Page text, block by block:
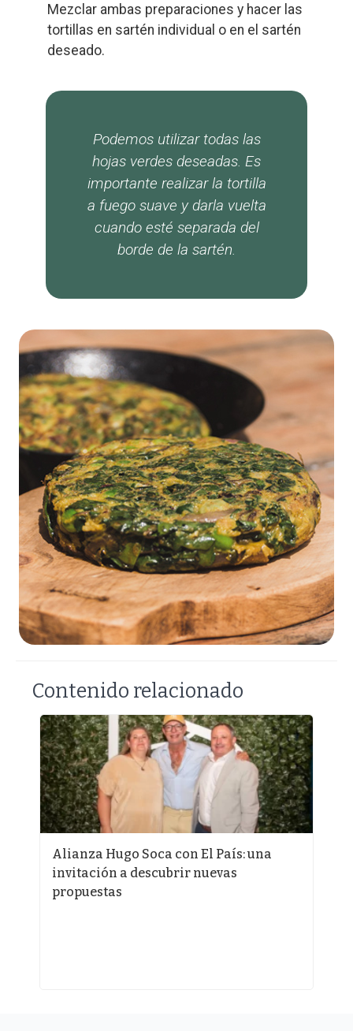
Mezclar ambas preparaciones y hacer las
tortillas en sartén individual o en el sartén
deseado.
Podemos utilizar todas las
hojas verdes deseadas. Es
importante realizar la tortilla
a fuego suave y darla vuelta
cuando esté separada del
borde de la sartén.
Contenido relacionado
Alianza Hugo Soca con El País: una
invitación a descubrir nuevas
propuestas